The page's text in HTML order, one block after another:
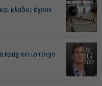
κλάδοι έχουν
κραχ αντίστοιχο